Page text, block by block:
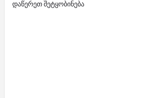
დაწერეთ შეტყობინება